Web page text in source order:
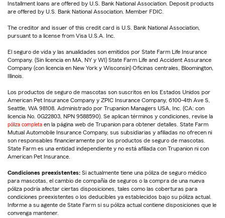
Installment loans are offered by U.S. Bank National Association. Deposit products
are offered by U.S. Bank National Association. Member FDIC.
The creditor and issuer of this credit card is U.S. Bank National Association,
pursuant to a license from Visa U.S.A. Inc.
El seguro de vida y las anualidades son emitidos por State Farm Life Insurance
Company. (Sin licencia en MA, NY y WI) State Farm Life and Accident Assurance
Company (con licencia en New York y Wisconsin) Oficinas centrales, Bloomington,
Illinois.
Los productos de seguro de mascotas son suscritos en los Estados Unidos por
American Pet Insurance Company y ZPIC Insurance Company, 6100-4th Ave S,
Seattle, WA 98108. Administrado por Trupanion Managers USA, Inc. (CA: con
licencia No. 0G22803, NPN 9588590). Se aplican términos y condiciones, revise la
póliza completa en la página web de Trupanion para obtener detalles. State Farm
Mutual Automobile Insurance Company, sus subsidiarias y afiliadas no ofrecen ni
son responsables financieramente por los productos de seguro de mascotas.
State Farm es una entidad independiente y no está afiliada con Trupanion ni con
American Pet Insurance.
Condiciones preexistentes: Si actualmente tiene una póliza de seguro médico
para mascotas, el cambio de compañía de seguros o la compra de una nueva
póliza podría afectar ciertas disposiciones, tales como las coberturas para
condiciones preexistentes o los deducibles ya establecidos bajo su póliza actual.
Informe a su agente de State Farm si su póliza actual contiene disposiciones que le
convenga mantener.